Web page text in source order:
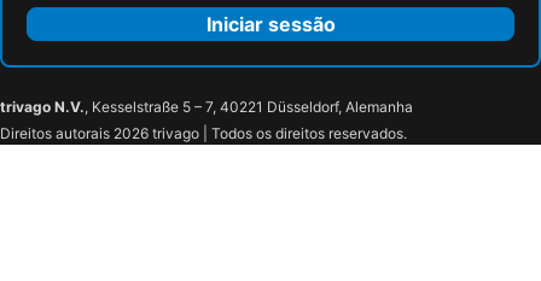
Iniciar sessão
trivago N.V., Kesselstraße 5 – 7, 40221 Düsseldorf, Alemanha
Direitos autorais 2026 trivago | Todos os direitos reservados.